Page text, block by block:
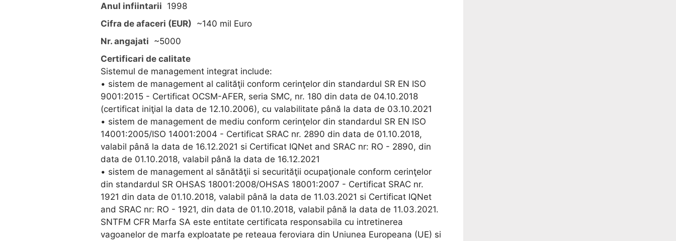
Anul infiintarii 1998
Cifra de afaceri (EUR) ~140 mil Euro
Nr. angajati ~5000
Certificari de calitate
Sistemul de management integrat include:
• sistem de management al calităţii conform cerinţelor din standardul SR EN ISO
9001:2015 - Certificat OCSM-AFER, seria SMC, nr. 180 din data de 04.10.2018
(certificat iniţial la data de 12.10.2006), cu valabilitate până la data de 03.10.2021
• sistem de management de mediu conform cerinţelor din standardul SR EN ISO
14001:2005/ISO 14001:2004 - Certificat SRAC nr. 2890 din data de 01.10.2018,
valabil până la data de 16.12.2021 si Certificat IQNet and SRAC nr: RO - 2890, din
data de 01.10.2018, valabil până la data de 16.12.2021
• sistem de management al sănătăţii si securităţii ocupaţionale conform cerinţelor
din standardul SR OHSAS 18001:2008/OHSAS 18001:2007 - Certificat SRAC nr.
1921 din data de 01.10.2018, valabil până la data de 11.03.2021 si Certificat IQNet
and SRAC nr: RO - 1921, din data de 01.10.2018, valabil până la data de 11.03.2021.
SNTFM CFR Marfa SA este entitate certificata responsabila cu intretinerea
vagoanelor de marfa exploatate pe reteaua feroviara din Uniunea Europeana (UE) si